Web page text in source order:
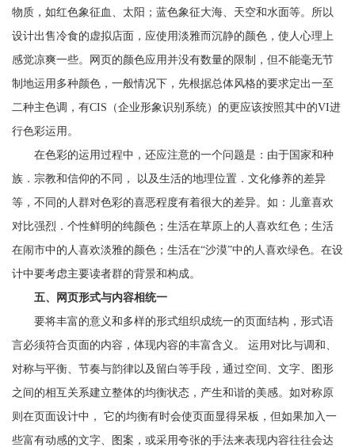
物质，如红色象征血、太阳；蓝色象征大海、天空和水面等。所以
设计出售冷食的虚拟店面，应使用淡雅而沉静的颜色，使人心理上
感觉凉爽一些。网页的颜色应用并没有数量的限制，但不能毫无节
制地运用多种颜色，一般情况下，先根据总体风格的要求定出一至
二种主色调，有CIS（企业形象识别系统）的更应该按照其中的VI进
行色彩运用。
在色彩的运用过程中，还应注意的一个问题是：由于国家和种
族．宗教和信仰的不同， 以及生活的地理位置．文化修养的差异
等，不同的人群对色彩的喜恶程度有着很大的差异。如：儿童喜欢
对比强烈．个性鲜明的纯颜色；生活在草原上的人喜欢红色；生活
在闹市中的人喜欢淡雅的颜色；生活在“沙漠”中的人喜欢绿色。在设
计中要考虑主要读者群的背景和构成。
五、网页形式与内容相统一
要将丰富的意义和多样的形式组织成统一的页面结构，形式语
言必须符合页面的内容，体现内容的丰富含义。 运用对比与调和、
对称与平衡、节奏与韵律以及留白等手段，通过空间、文字、图形
之间的相互关系建立整体的均衡状态，产生和谐的美感。如对称原
则在页面设计中， 它的均衡有时会使页面显得呆板，但如果加入一
些富有动感的文字、图案，或采用夸张的手法来表现内容往往会达